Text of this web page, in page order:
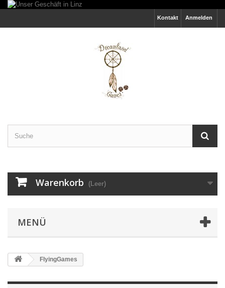
Anmelden
Kontakt
Warenkorb (Leer)
MENÜ
FlyingGames